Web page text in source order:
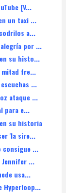
[V...
un taxi ...
a...
por ...
su histo...
mitad fre...
...
ataque ...
para e...
su historia
'la sire...
consigue ...
...
usa...
Hyperloop...